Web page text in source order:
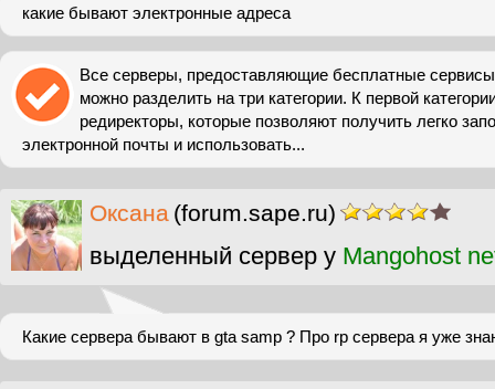
какие бывают электронные адреса
Все серверы, предоставляющие бесплатные
можно разделить на три категории. К первой
редиректоры, которые позволяют получить легко
электронной почты и использовать...
Оксана (forum.sape.ru)
выделенный сервер у Mangohost
Какие сервера бывают в gta samp ? Про rp сервера я уже